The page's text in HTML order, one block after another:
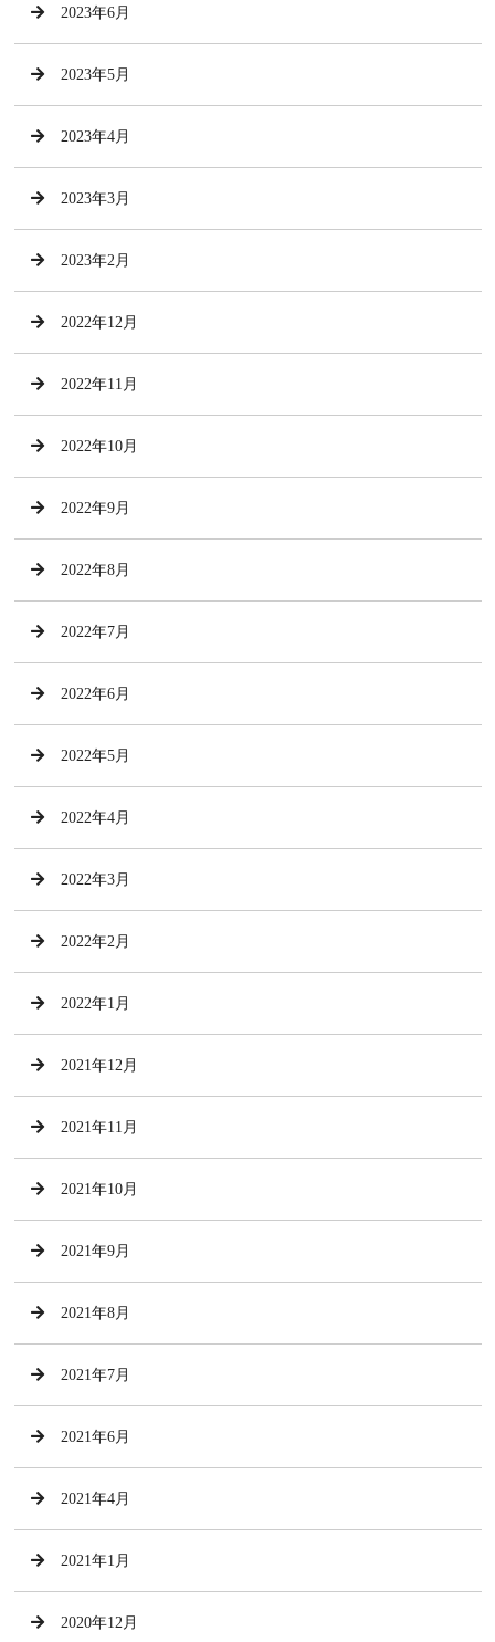
2023年6月
2023年5月
2023年4月
2023年3月
2023年2月
2022年12月
2022年11月
2022年10月
2022年9月
2022年8月
2022年7月
2022年6月
2022年5月
2022年4月
2022年3月
2022年2月
2022年1月
2021年12月
2021年11月
2021年10月
2021年9月
2021年8月
2021年7月
2021年6月
2021年4月
2021年1月
2020年12月